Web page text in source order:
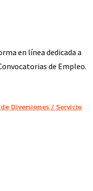
en línea dedicada a
de Empleo.
Diversiones / Servicio